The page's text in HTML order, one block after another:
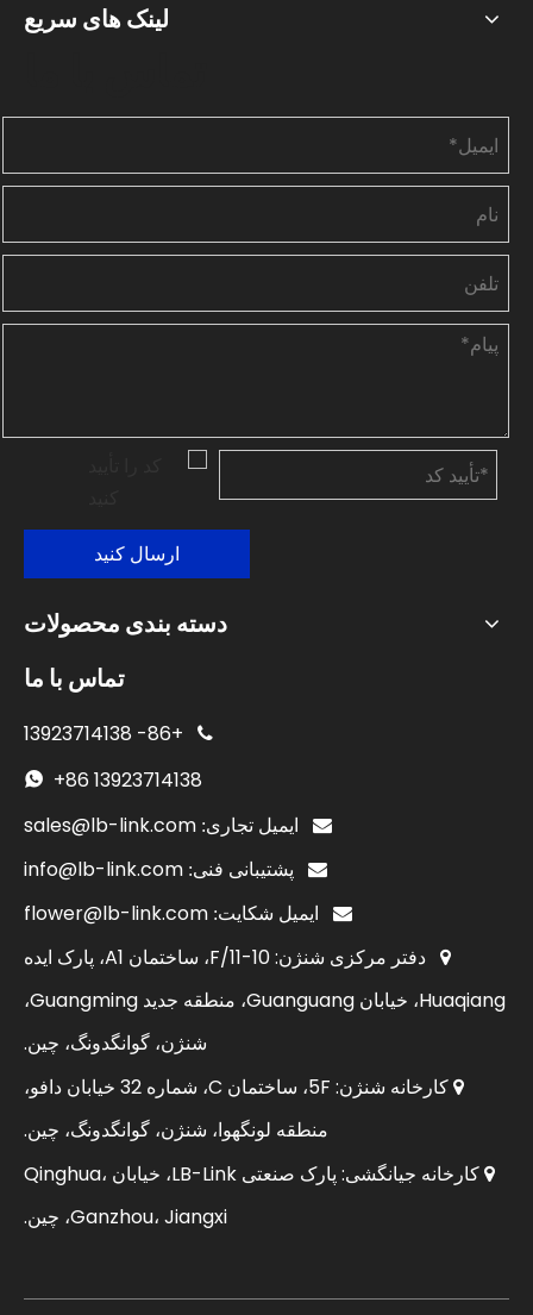
لینک های سریع
ارسال کنید
دسته بندی محصولات
تماس با ما

+86-
13923714138
 +86 13923714138
 ایمیل تجاری: sales@lb-link.com
 پشتیبانی فنی: info@lb-link.com
 ایمیل شکایت: flower@lb-link.com

دفتر مرکزی شنژن: 10-11/F، ساختمان A1، پارک ایده
Huaqiang، خیابان Guanguang، منطقه جدید Guangming،
شنژن، گوانگدونگ، چین.

کارخانه شنژن: 5F، ساختمان C، شماره 32 خیابان دافو،
منطقه لونگهوا، شنژن، گوانگدونگ، چین.

کارخانه جیانگشی: پارک صنعتی LB-Link، خیابان Qinghua،
Ganzhou، Jiangxi، چین.